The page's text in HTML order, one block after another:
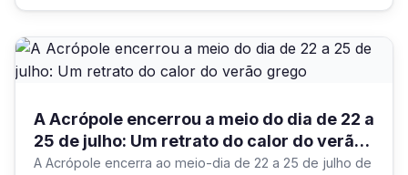
A Acrópole encerrou a meio do dia de 22 a
25 de julho: Um retrato do calor do verão
grego
A Acrópole encerra ao meio-dia de 22 a 25 de julho de